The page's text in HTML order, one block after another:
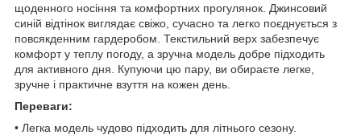
щоденного носіння та комфортних прогулянок. Джинсовий
синій відтінок виглядає свіжо, сучасно та легко поєднується з
повсякденним гардеробом. Текстильний верх забезпечує
комфорт у теплу погоду, а зручна модель добре підходить
для активного дня. Купуючи цю пару, ви обираєте легке,
зручне і практичне взуття на кожен день.
Переваги:
• Легка модель чудово підходить для літнього сезону.